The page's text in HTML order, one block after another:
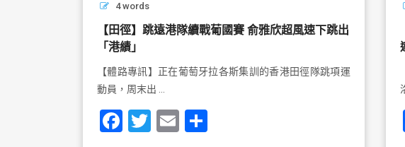
4 words
【田徑】跳遠港隊續戰葡國賽 俞雅欣超風速下跳出
「港績」
【體路專訊】正在葡萄牙拉各斯集訓的香港田徑隊跳項運
動員，周末出 …
F
T
E